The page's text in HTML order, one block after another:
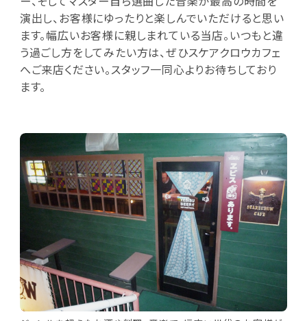
演出し、お客様にゆったりと楽しんでいただけると思い
ます。幅広いお客様に親しまれている当店。いつもと違
う過ごし方をしてみたい方は、ぜひスケアクロウカフェ
へご来店ください。スタッフ一同心よりお待ちしており
ます。